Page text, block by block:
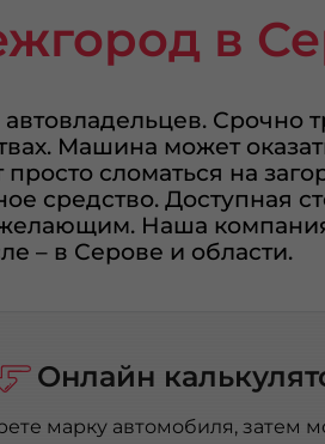
в
Срочно
Машина может
сломаться на
средство. Доступная
Наша
– в Серове и области.
Онлайн
марку автомобиля, затем